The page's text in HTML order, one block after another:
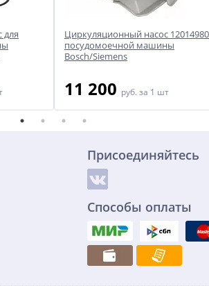
для
Циркуляционный насос 12014980
посудомоечной машины
Bosch/Siemens
11 200 руб. за 1 шт
Присоединяйтесь
Способы оплаты